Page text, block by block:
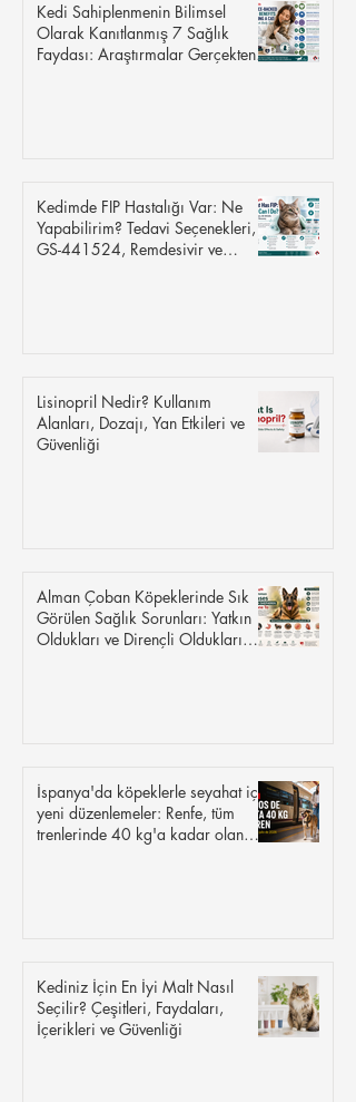
Kedi Sahiplenmenin Bilimsel
Olarak Kanıtlanmış 7 Sağlık
Faydası: Araştırmalar Gerçekten
Kedimde FIP Hastalığı Var: Ne
Yapabilirim? Tedavi Seçenekleri,
GS-441524, Remdesivir ve
Lisinopril Nedir? Kullanım
Alanları, Dozajı, Yan Etkileri ve
Güvenliği
Alman Çoban Köpeklerinde Sık
Görülen Sağlık Sorunları: Yatkın
Oldukları ve Dirençli Oldukları
İspanya'da köpeklerle seyahat için
yeni düzenlemeler: Renfe, tüm
trenlerinde 40 kg'a kadar olan
Kediniz İçin En İyi Malt Nasıl
Seçilir? Çeşitleri, Faydaları,
İçerikleri ve Güvenliği